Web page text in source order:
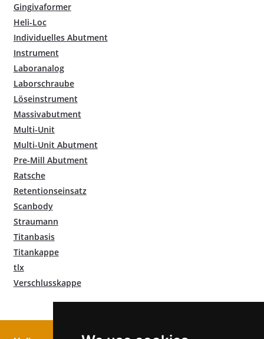
Gingivaformer
Heli-Loc
Individuelles Abutment
Instrument
Laboranalog
Laborschraube
Löseinstrument
Massivabutment
Multi-Unit
Multi-Unit Abutment
Pre-Mill Abutment
Ratsche
Retentionseinsatz
Scanbody
Straumann
Titanbasis
Titankappe
tlx
Verschlusskappe